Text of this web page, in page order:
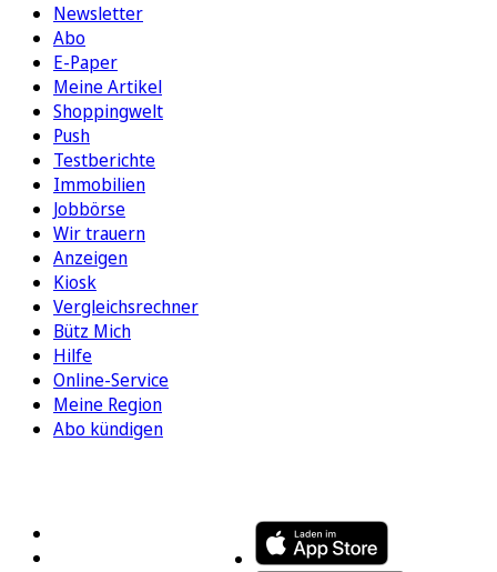
Newsletter
Abo
E-Paper
Meine Artikel
Shoppingwelt
Push
Testberichte
Immobilien
Jobbörse
Wir trauern
Anzeigen
Kiosk
Vergleichsrechner
Bütz Mich
Hilfe
Online-Service
Meine Region
Abo kündigen